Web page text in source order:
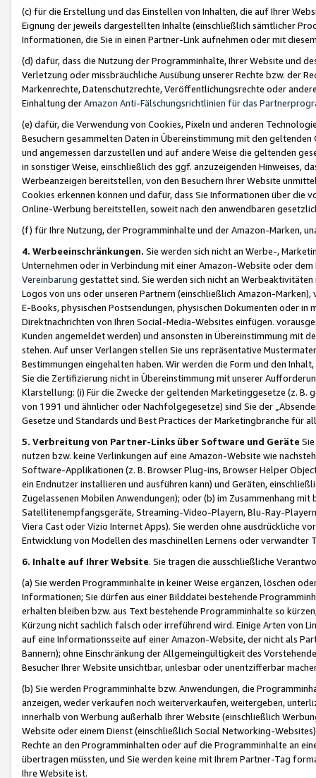
(c) für die Erstellung und das Einstellen von Inhalten, die auf Ihrer
Eignung der jeweils dargestellten Inhalte (einschließlich sämtlicher
Informationen, die Sie in einen Partner-Link aufnehmen oder mit
(d) dafür, dass die Nutzung der Programminhalte, Ihrer Website und
Verletzung oder missbräuchliche Ausübung unserer Rechte bzw. der
Markenrechte, Datenschutzrechte, Veröffentlichungsrechte oder
Einhaltung derAmazon Anti-Fälschungsrichtlinien für das
(e) dafür, die Verwendung von Cookies, Pixeln und anderen
Besuchern gesammelten Daten in Übereinstimmung mit den
und angemessen darzustellen und auf andere Weise die geltenden
in sonstiger Weise, einschließlich des ggf. anzuzeigenden Hinweises,
Werbeanzeigen bereitstellen, von den Besuchern Ihrer Website
Cookies erkennen können und dafür, dass Sie Informationen über die
Online-Werbung bereitstellen, soweit nach den anwendbaren
(f) für Ihre Nutzung, der Programminhalte und der Amazon-Marken,
4. Werbeeinschränkungen. Sie werden sich nicht an Werbe-,
Unternehmen oder in Verbindung mit einer Amazon-Website oder
Vereinbarung gestattet sind. Sie werden sich nicht an
Logos von uns oder unseren Partnern (einschließlich Amazon-
E-Books, physischen Postsendungen, physischen Dokumenten oder in
Direktnachrichten von Ihren Social-Media-Websites einfügen.
Kunden angemeldet werden) und ansonsten in Übereinstimmung mit
stehen. Auf unser Verlangen stellen Sie uns repräsentative
Bestimmungen eingehalten haben. Wir werden die Form und den
Sie die Zertifizierung nicht in Übereinstimmung mit unserer
Klarstellung: (i) Für die Zwecke der geltenden Marketinggesetze (z. B.
von 1991 und ähnlicher oder Nachfolgegesetze) sind Sie der
Gesetze und Standards und Best Practices der Marketingbranche für
5. Verbreitung von Partner-Links über Software und Geräte
nutzen bzw. keine Verlinkungen auf eine Amazon-Website wie
Software-Applikationen (z. B. Browser Plug-ins, Browser Helper
ein Endnutzer installieren und ausführen kann) und Geräten,
Zugelassenen Mobilen Anwendungen); oder (b) im Zusammenhang
Satellitenempfangsgeräte, Streaming-Video-Playern, Blu-Ray-
Viera Cast oder Vizio Internet Apps). Sie werden ohne ausdrückliche
Entwicklung von Modellen des maschinellen Lernens oder
6. Inhalte auf Ihrer Website. Sie tragen die ausschließliche
(a) Sie werden Programminhalte in keiner Weise ergänzen, löschen
Informationen; Sie dürfen aus einer Bilddatei bestehende
erhalten bleiben bzw. aus Text bestehende Programminhalte so
Kürzung nicht sachlich falsch oder irreführend wird. Einige Arten von
auf eine Informationsseite auf einer Amazon-Website, der nicht als
Bannern); ohne Einschränkung der Allgemeingültigkeit des
Besucher Ihrer Website unsichtbar, unlesbar oder unentzifferbar
(b) Sie werden Programminhalte bzw. Anwendungen, die
anzeigen, weder verkaufen noch weiterverkaufen, weitergeben,
innerhalb von Werbung außerhalb Ihrer Website (einschließlich
Website oder einem Dienst (einschließlich Social Networking-
Rechte an den Programminhalten oder auf die Programminhalte an
übertragen müssten, und Sie werden keine mit Ihrem Partner-Tag
Ihre Website ist.